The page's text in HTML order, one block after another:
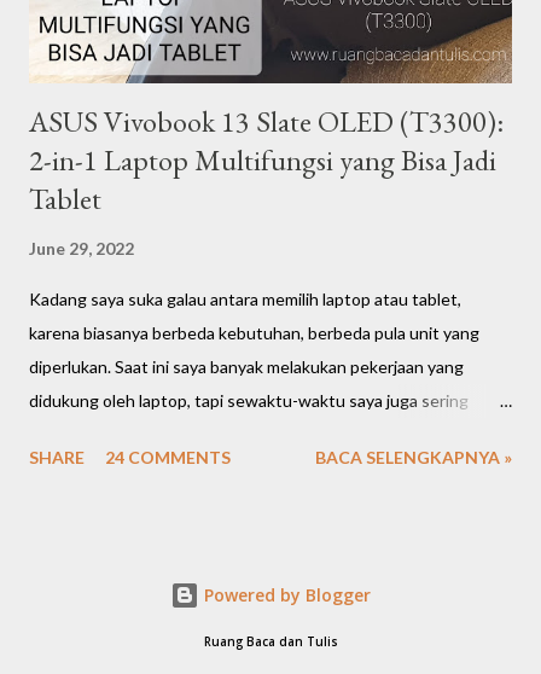
ASUS Vivobook 13 Slate OLED (T3300):
2-in-1 Laptop Multifungsi yang Bisa Jadi
Tablet
June 29, 2022
Kadang saya suka galau antara memilih laptop atau tablet,
karena biasanya berbeda kebutuhan, berbeda pula unit yang
diperlukan. Saat ini saya banyak melakukan pekerjaan yang
didukung oleh laptop, tapi sewaktu-waktu saya juga sering
mobilisasi, karna tablet terbilang lebih fleksibel dan saat santai
tas ransel berat berisi dua unit; laptop dan tablet. Sempat
terbayang kayaknya enak kalau ada unit laptop portable yang
SHARE 24 COMMENTS BACA SELENGKAPNYA »
Powered by Blogger
Ruang Baca dan Tulis